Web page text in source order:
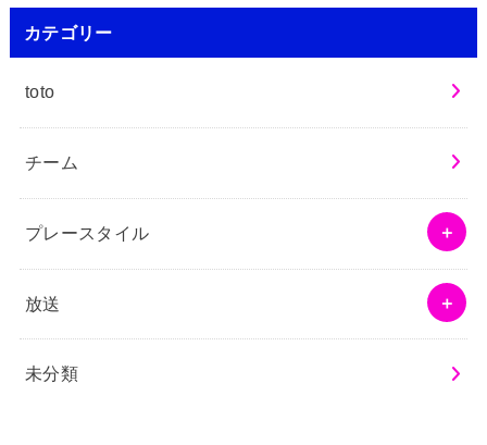
カテゴリー
toto
チーム
プレースタイル
放送
未分類